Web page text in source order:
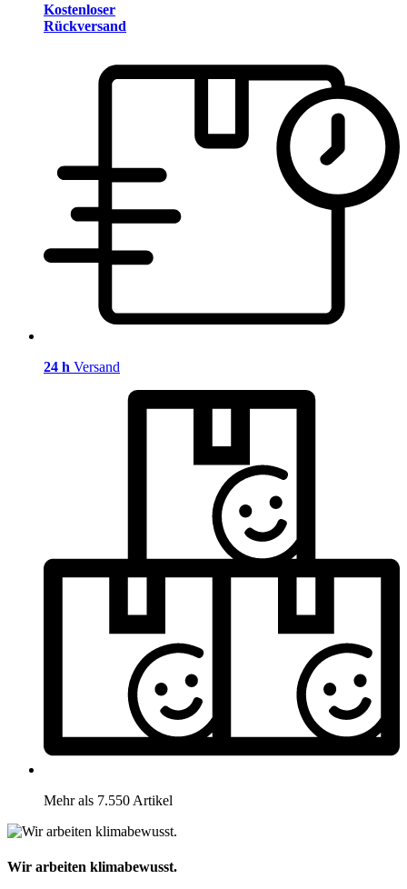
Kostenloser
Rückversand
24 h Versand
Mehr als 7.550 Artikel
Wir arbeiten klimabewusst.